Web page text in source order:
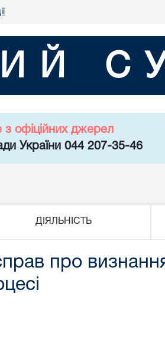
офіційних джерел
України 044 207-35-46
ДІЯЛЬНІСТЬ
про